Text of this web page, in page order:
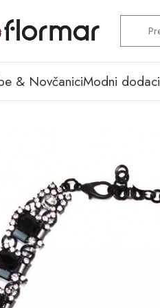
& NovčaniciModni dodaci